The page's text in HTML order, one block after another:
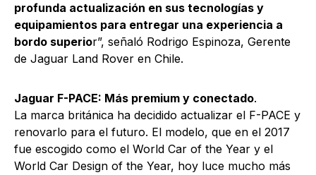
profunda actualización en sus tecnologías y
equipamientos para entregar una experiencia a
bordo superior”, señaló Rodrigo Espinoza, Gerente
de Jaguar Land Rover en Chile.
Jaguar F-PACE: Más premium y conectado.
La marca británica ha decidido actualizar el F-PACE y
renovarlo para el futuro. El modelo, que en el 2017
fue escogido como el World Car of the Year y el
World Car Design of the Year, hoy luce mucho más